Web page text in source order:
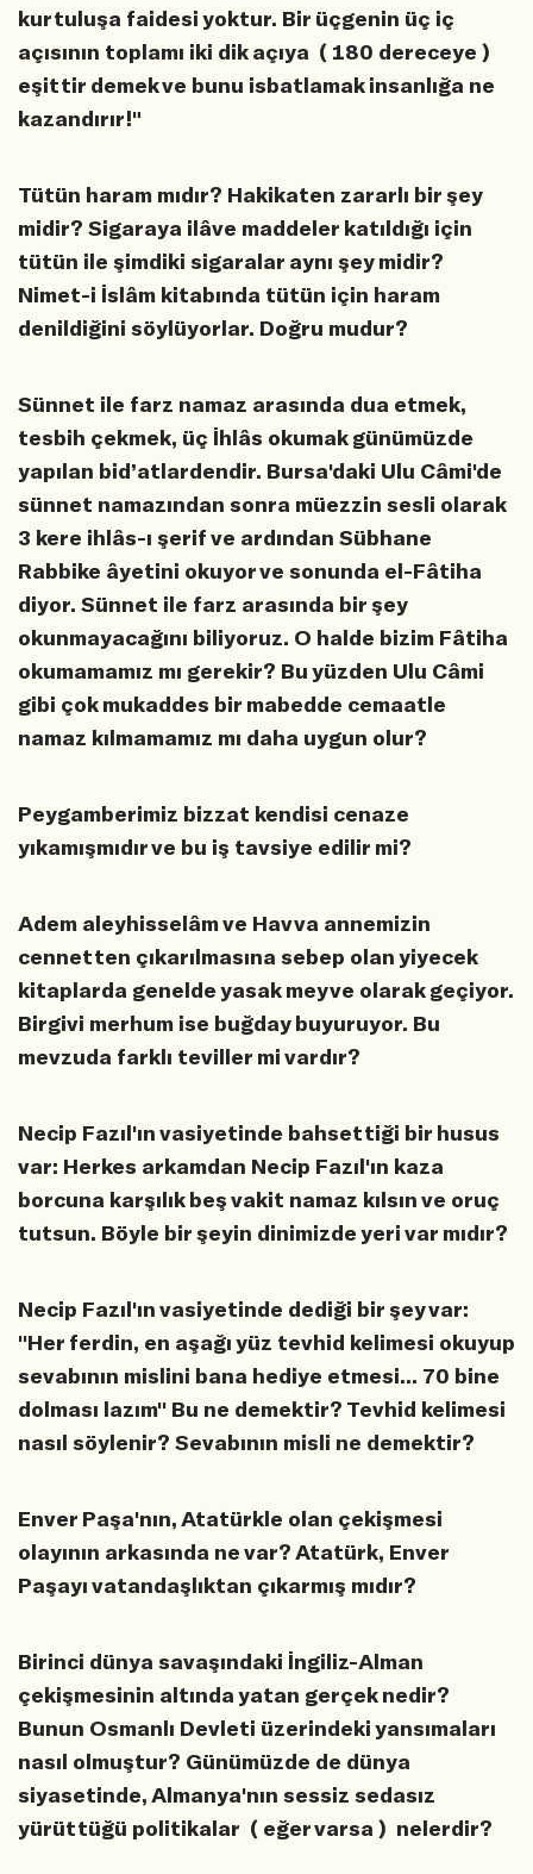
kurtuluşa faidesi yoktur. Bir üçgenin üç iç
açısının toplamı iki dik açıya ( 180 dereceye )
eşittir demek ve bunu isbatlamak insanlığa ne
kazandırır!"
Tütün haram mıdır? Hakikaten zararlı bir şey
midir? Sigaraya ilâve maddeler katıldığı için
tütün ile şimdiki sigaralar aynı şey midir?
Nimet-i İslâm kitabında tütün için haram
denildiğini söylüyorlar. Doğru mudur?
Sünnet ile farz namaz arasında dua etmek,
tesbih çekmek, üç İhlâs okumak günümüzde
yapılan bid’atlardendir. Bursa'daki Ulu Câmi'de
sünnet namazından sonra müezzin sesli olarak
3 kere ihlâs-ı şerif ve ardından Sübhane
Rabbike âyetini okuyor ve sonunda el-Fâtiha
diyor. Sünnet ile farz arasında bir şey
okunmayacağını biliyoruz. O halde bizim Fâtiha
okumamamız mı gerekir? Bu yüzden Ulu Câmi
gibi çok mukaddes bir mabedde cemaatle
namaz kılmamamız mı daha uygun olur?
Peygamberimiz bizzat kendisi cenaze
yıkamışmıdır ve bu iş tavsiye edilir mi?
Adem aleyhisselâm ve Havva annemizin
cennetten çıkarılmasına sebep olan yiyecek
kitaplarda genelde yasak meyve olarak geçiyor.
Birgivi merhum ise buğday buyuruyor. Bu
mevzuda farklı teviller mi vardır?
Necip Fazıl'ın vasiyetinde bahsettiği bir husus
var: Herkes arkamdan Necip Fazıl'ın kaza
borcuna karşılık beş vakit namaz kılsın ve oruç
tutsun. Böyle bir şeyin dinimizde yeri var mıdır?
Necip Fazıl'ın vasiyetinde dediği bir şey var:
''Her ferdin, en aşağı yüz tevhid kelimesi okuyup
sevabının mislini bana hediye etmesi... 70 bine
dolması lazım'' Bu ne demektir? Tevhid kelimesi
nasıl söylenir? Sevabının misli ne demektir?
Enver Paşa'nın, Atatürkle olan çekişmesi
olayının arkasında ne var? Atatürk, Enver
Paşayı vatandaşlıktan çıkarmış mıdır?
Birinci dünya savaşındaki İngiliz-Alman
çekişmesinin altında yatan gerçek nedir?
Bunun Osmanlı Devleti üzerindeki yansımaları
nasıl olmuştur? Günümüzde de dünya
siyasetinde, Almanya'nın sessiz sedasız
yürüttüğü politikalar ( eğer varsa ) nelerdir?